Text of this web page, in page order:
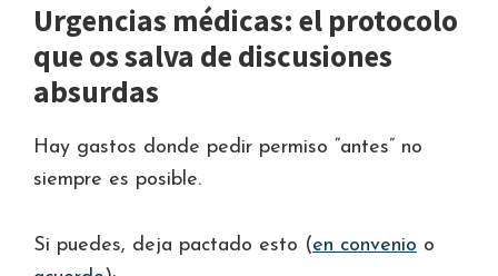
Urgencias médicas: el protocolo
que os salva de discusiones
absurdas
Hay gastos donde pedir permiso “antes” no
siempre es posible.
Si puedes, deja pactado esto (en convenio o